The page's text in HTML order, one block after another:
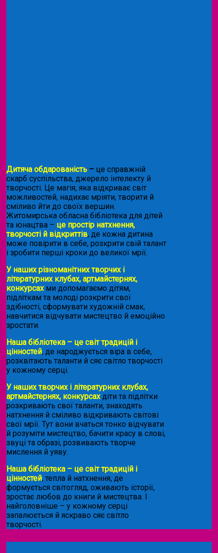
Дитяча обдарованість – це справжній
скарб суспільства, джерело інтелекту й
творчості. Це магія, яка відкриває світ
можливостей, надихає мріяти, творити й
сміливо йти до своїх вершин.
Житомирська обласна бібліотека для дітей
та юнацтва – це простір натхнення,
творчості й відкриттів, де кожна дитина
може повірити в себе, розкрити свій талант
і зробити перші кроки до великої мрії.
У наших різноманітних творчих і
літературних клубах, артмайстернях,
конкурсахми допомагаємо дітям,
підліткам та молоді розкрити свої
здібності, сформувати художній смак,
навчитися відчувати мистецтво й емоційно
зростати.
Наша бібліотека – це світ традицій і
цінностей, де народжується віра в себе,
розквітають таланти й сяє світло творчості
у кожному серці.
У наших творчих і літературних клубах,
артмайстернях, конкурсахдіти та підлітки
розкривають свої таланти, знаходять
натхнення й сміливо відкривають світові
свої мрії. Тут вони вчаться тонко відчувати
й розуміти мистецтво, бачити красу в слові,
звуці та образі, розвивають творче
мислення й уяву.
Наша бібліотека – це світ традицій і
цінностей, тепла й натхнення, де
формується світогляд, оживають історії,
зростає любов до книги й мистецтва. І
найголовніше – у кожному серці
запалюється й яскраво сяє світло
творчості.